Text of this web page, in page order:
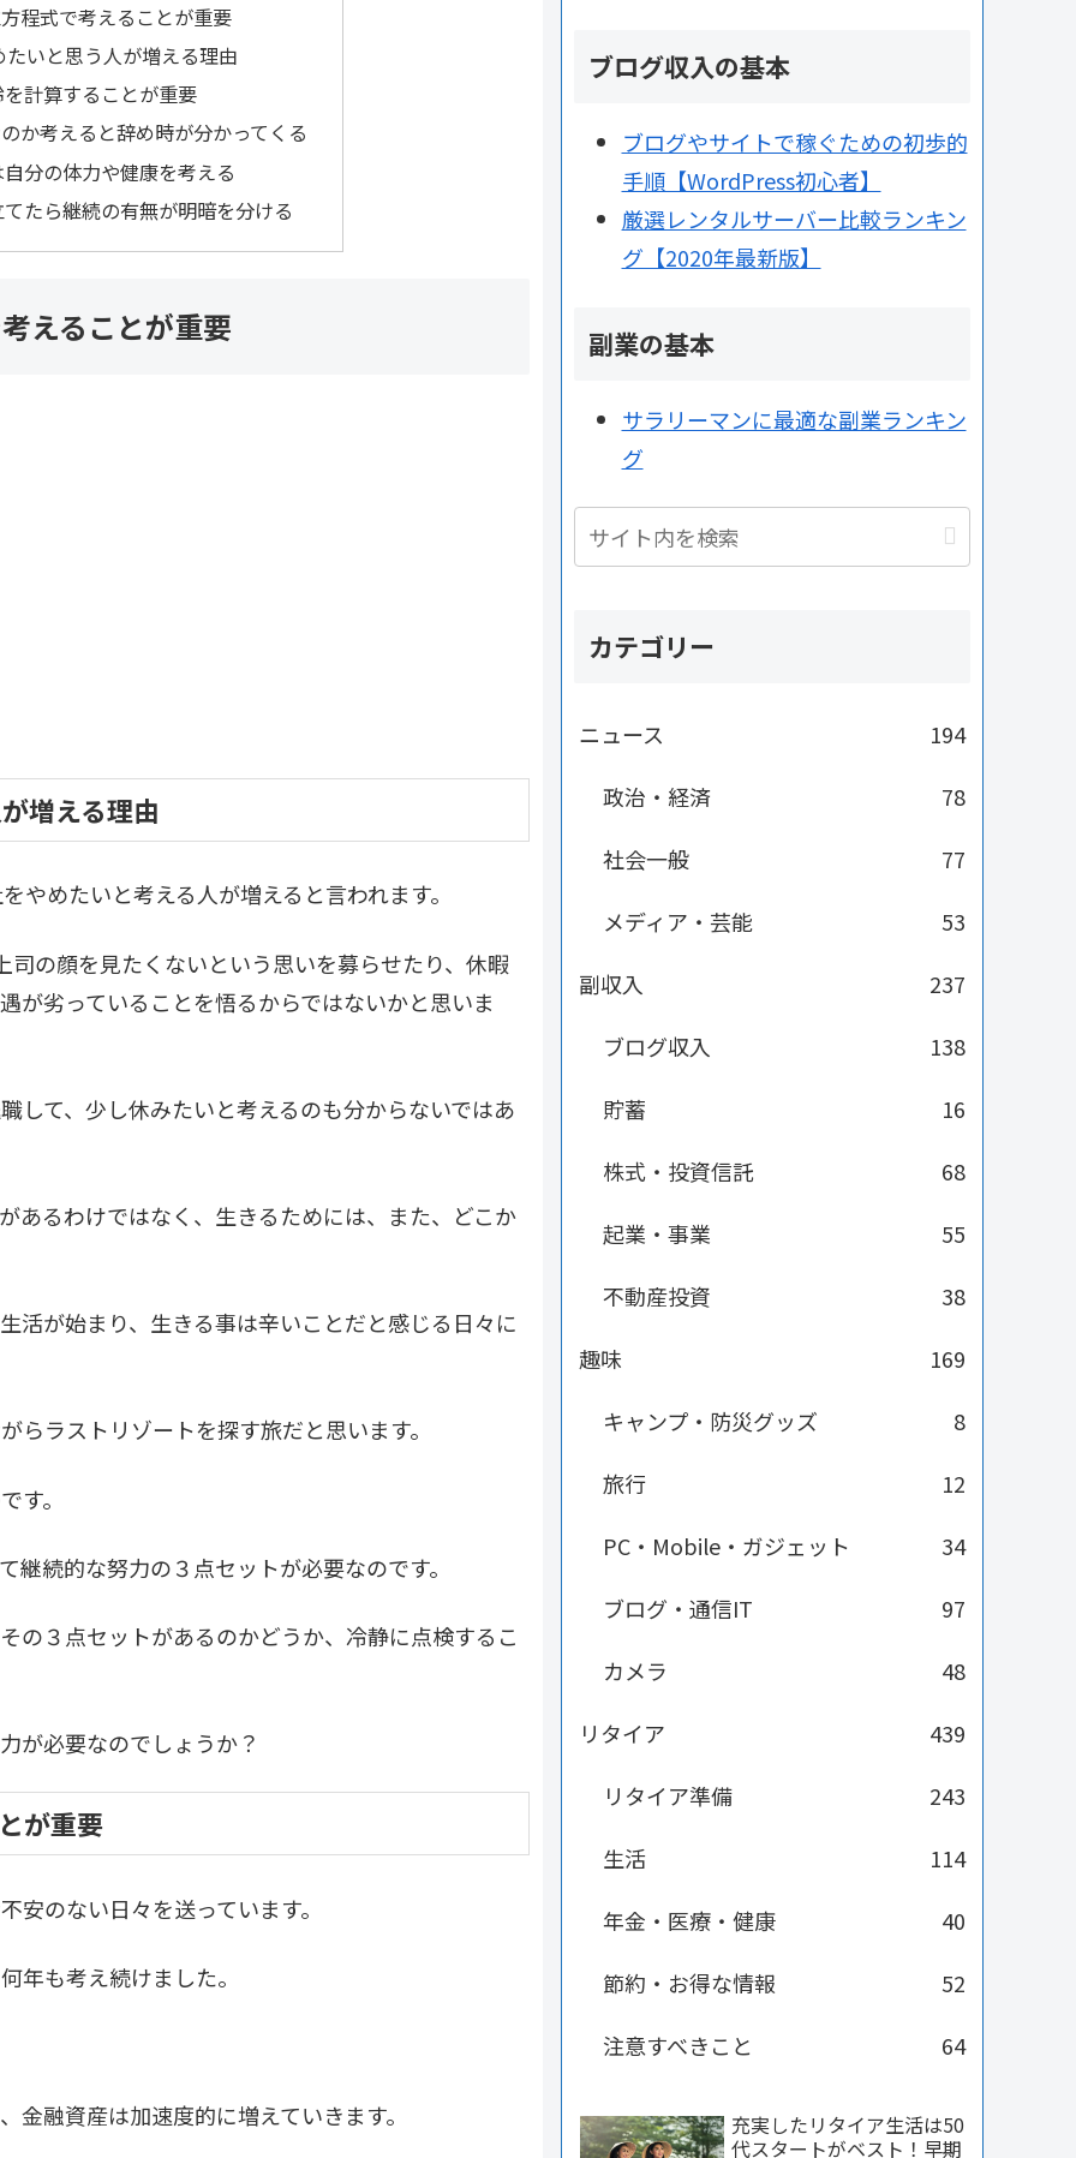
程式で考えることが重要
いと思う人が増える理由
計算することが重要
か考えると辞め時が分かってくる
分の体力や健康を考える
たら継続の有無が明暗を分ける
えることが重要
増える理由
やめたいと考える人が増えると言われます。
の顔を見たくないという思いを募らせたり、休暇
が劣っていることを悟るからではないかと思いま
して、少し休みたいと考えるのも分からないではあ
あるわけではなく、生きるためには、また、どこか
活が始まり、生きる事は辛いことだと感じる日々に
らラストリゾートを探す旅だと思います。
す。
続的な努力の３点セットが必要なのです。
の３点セットがあるのかどうか、冷静に点検するこ
が必要なのでしょうか？
が重要
安のない日々を送っています。
年も考え続けました。
融資産は加速度的に増えていきます。
ブログ収入の基本
ブログやサイトで稼ぐための初歩的
手順【WordPress初心者】
厳選レンタルサーバー比較ランキン
グ【2020年最新版】
副業の基本
サラリーマンに最適な副業ランキン
グ
カテゴリー
ニュース
194
政治・経済
78
社会一般
77
メディア・芸能
53
副収入
237
ブログ収入
138
貯蓄
16
株式・投資信託
68
起業・事業
55
不動産投資
38
趣味
169
キャンプ・防災グッズ
8
旅行
12
PC・Mobile・ガジェット
34
ブログ・通信IT
97
カメラ
48
リタイア
439
リタイア準備
243
生活
114
年金・医療・健康
40
節約・お得な情報
52
注意すべきこと
64
充実したリタイア生活は50
代スタートがベスト！早期